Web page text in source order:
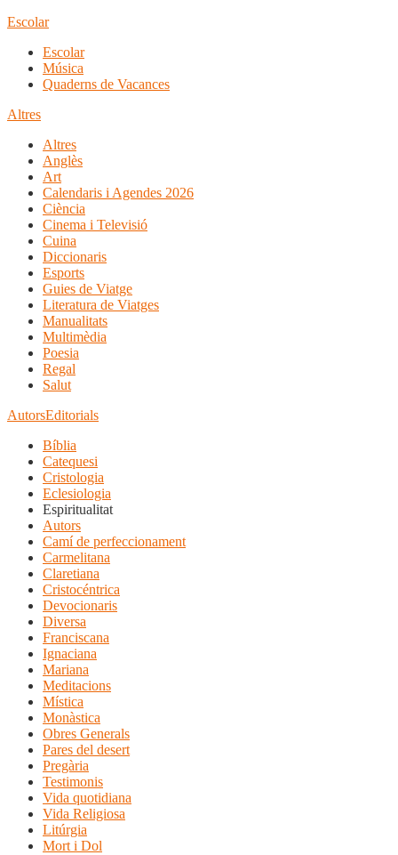
Escolar
Escolar
Música
Quaderns de Vacances
Altres
Altres
Anglès
Art
Calendaris i Agendes 2026
Ciència
Cinema i Televisió
Cuina
Diccionaris
Esports
Guies de Viatge
Literatura de Viatges
Manualitats
Multimèdia
Poesia
Regal
Salut
AutorsEditorials
Bíblia
Catequesi
Cristologia
Eclesiologia
Espiritualitat
Autors
Camí de perfeccionament
Carmelitana
Claretiana
Cristocéntrica
Devocionaris
Diversa
Franciscana
Ignaciana
Mariana
Meditacions
Mística
Monàstica
Obres Generals
Pares del desert
Pregària
Testimonis
Vida quotidiana
Vida Religiosa
Litúrgia
Mort i Dol